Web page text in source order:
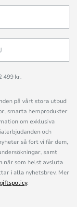
499 kr.
på vårt stora utbud
smarta hemprodukter
om exklusiva
och
så fort vi får dem,
samt
när som helst avsluta
i alla nyhetsbrev. Mer
.